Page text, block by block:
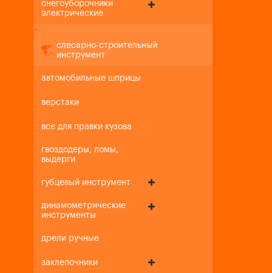
снегоуборочники
электрические
+-
слесарно-строительный
инструмент
автомобильные шприцы
верстаки
все для правки кузова
гвоздодеры, ломы,
выдерги
губцевый инструмент
динамометрические
инструменты
дрели ручные
заклепочники